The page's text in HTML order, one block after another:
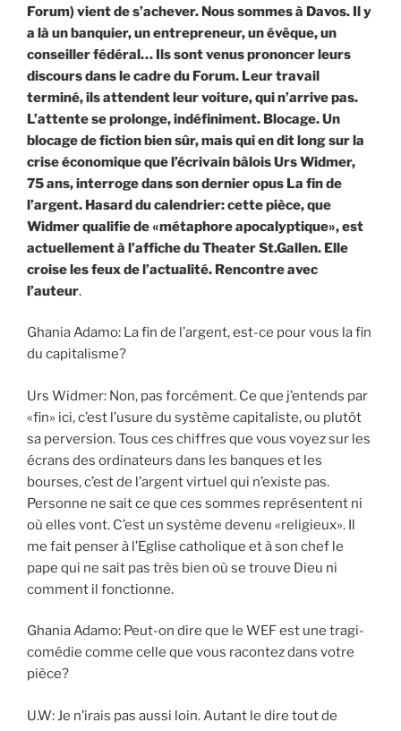
Forum) vient de s’achever. Nous sommes à Davos. Il y
a là un banquier, un entrepreneur, un évêque, un
conseiller fédéral… Ils sont venus prononcer leurs
discours dans le cadre du Forum. Leur travail
terminé, ils attendent leur voiture, qui n’arrive pas.
L’attente se prolonge, indéfiniment. Blocage. Un
blocage de fiction bien sûr, mais qui en dit long sur la
crise économique que l’écrivain bâlois Urs Widmer,
75 ans, interroge dans son dernier opus La fin de
l’argent. Hasard du calendrier: cette pièce, que
Widmer qualifie de «métaphore apocalyptique», est
actuellement à l’affiche du Theater St.Gallen. Elle
croise les feux de l’actualité. Rencontre avec
l’auteur.
Ghania Adamo: La fin de l’argent, est-ce pour vous la fin
du capitalisme?
Urs Widmer: Non, pas forcément. Ce que j’entends par
«fin» ici, c’est l’usure du système capitaliste, ou plutôt
sa perversion. Tous ces chiffres que vous voyez sur les
écrans des ordinateurs dans les banques et les
bourses, c’est de l’argent virtuel qui n’existe pas.
Personne ne sait ce que ces sommes représentent ni
où elles vont. C’est un système devenu «religieux». Il
me fait penser à l’Eglise catholique et à son chef le
pape qui ne sait pas très bien où se trouve Dieu ni
comment il fonctionne.
Ghania Adamo: Peut-on dire que le WEF est une tragi-
comédie comme celle que vous racontez dans votre
pièce?
U.W: Je n’irais pas aussi loin. Autant le dire tout de